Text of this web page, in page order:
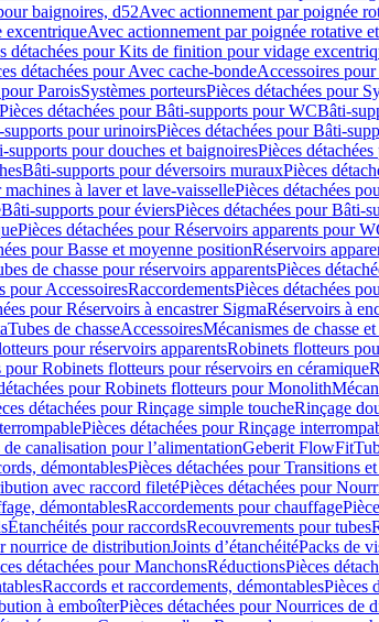
baignoires, d52Avec actionnement par poignée
excentriqueAvec actionnement par poignée rotative
détachées pour Kits de finition pour vidage
détachées pour Avec cache-bondeAccessoires
ParoisSystèmes porteursPièces détachées pour
Pièces détachées pour Bâti-supports pour WCBâti-
pour urinoirsPièces détachées pour Bâti-
supports pour douches et baignoiresPièces
Bâti-supports pour déversoirs murauxPièces
à laver et lave-vaissellePièces détachées
Bâti-supports pour éviersPièces détachées pour Bâti-
Pièces détachées pour Réservoirs apparents pour
pour Basse et moyenne positionRéservoirs
de chasse pour réservoirs apparentsPièces
pour AccessoiresRaccordementsPièces détachées
pour Réservoirs à encastrer SigmaRéservoirs à
Tubes de chasseAccessoiresMécanismes de chasse
pour réservoirs apparentsRobinets flotteurs
pour Robinets flotteurs pour réservoirs en céramique
pour Robinets flotteurs pour Monolith
détachées pour Rinçage simple toucheRinçage
Pièces détachées pour Rinçage
de canalisation pour l’alimentationGeberit FlowFit
démontablesPièces détachées pour Transitions
avec raccord filetéPièces détachées pour
démontablesRaccordements pour chauffage
Étanchéités pour raccordsRecouvrements pour tubes
nourrice de distributionJoints d’étanchéitéPacks de
détachées pour ManchonsRéductionsPièces
Raccords et raccordements, démontablesPièces
à emboîterPièces détachées pour Nourrices de